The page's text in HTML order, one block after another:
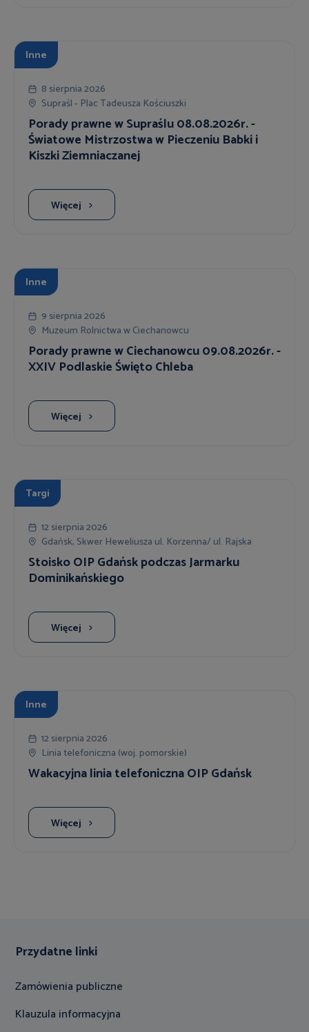
Inne
8 sierpnia 2026
Supraśl - Plac Tadeusza Kościuszki
Porady prawne w Supraślu 08.08.2026r. -
Światowe Mistrzostwa w Pieczeniu Babki i
Kiszki Ziemniaczanej
Więcej
Inne
9 sierpnia 2026
Muzeum Rolnictwa w Ciechanowcu
Porady prawne w Ciechanowcu 09.08.2026r. -
XXIV Podlaskie Święto Chleba
Więcej
Targi
12 sierpnia 2026
Gdańsk, Skwer Heweliusza ul. Korzenna/ ul. Rajska
Stoisko OIP Gdańsk podczas Jarmarku
Dominikańskiego
Więcej
Inne
12 sierpnia 2026
Linia telefoniczna (woj. pomorskie)
Wakacyjna linia telefoniczna OIP Gdańsk
Więcej
Przydatne linki
Zamówienia publiczne
Klauzula informacyjna